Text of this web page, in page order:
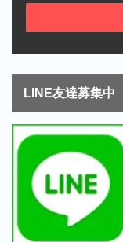
LINE友達募集中